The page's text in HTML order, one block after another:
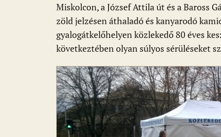
Miskolcon, a József Attila út és a Baross
zöld jelzésen áthaladó és kanyarodó
gyalogátkelőhelyen közlekedő 80 éves
következtében olyan súlyos sérüléseket